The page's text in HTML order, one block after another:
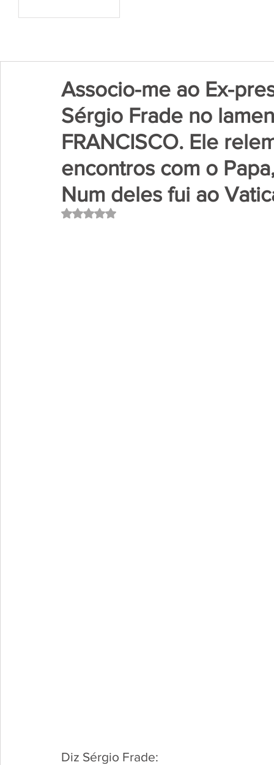
Associo-me ao Ex-
Sérgio Frade no
FRANCISCO. Ele
encontros com o
Num deles fui ao
Avaliado com NaN de 5 estrelas.
Diz Sérgio Frade: